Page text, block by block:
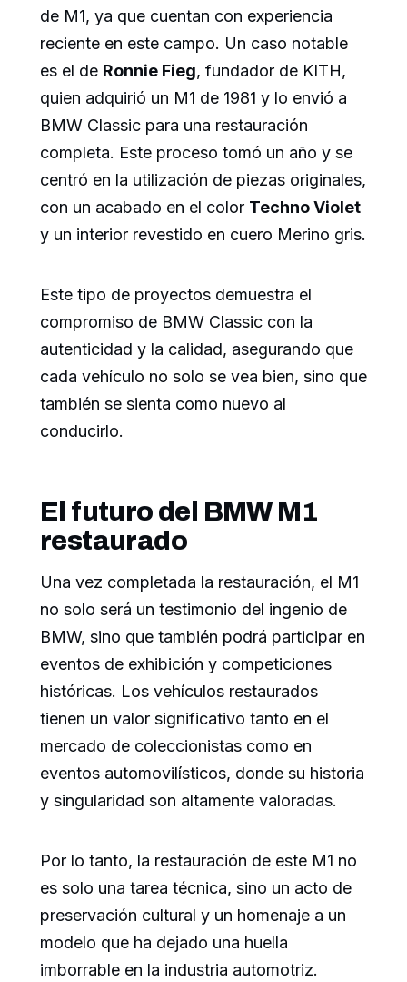
de M1, ya que cuentan con experiencia
reciente en este campo. Un caso notable
es el de Ronnie Fieg, fundador de KITH,
quien adquirió un M1 de 1981 y lo envió a
BMW Classic para una restauración
completa. Este proceso tomó un año y se
centró en la utilización de piezas originales,
con un acabado en el color Techno Violet
y un interior revestido en cuero Merino gris.
Este tipo de proyectos demuestra el
compromiso de BMW Classic con la
autenticidad y la calidad, asegurando que
cada vehículo no solo se vea bien, sino que
también se sienta como nuevo al
conducirlo.
El futuro del BMW M1
restaurado
Una vez completada la restauración, el M1
no solo será un testimonio del ingenio de
BMW, sino que también podrá participar en
eventos de exhibición y competiciones
históricas. Los vehículos restaurados
tienen un valor significativo tanto en el
mercado de coleccionistas como en
eventos automovilísticos, donde su historia
y singularidad son altamente valoradas.
Por lo tanto, la restauración de este M1 no
es solo una tarea técnica, sino un acto de
preservación cultural y un homenaje a un
modelo que ha dejado una huella
imborrable en la industria automotriz.